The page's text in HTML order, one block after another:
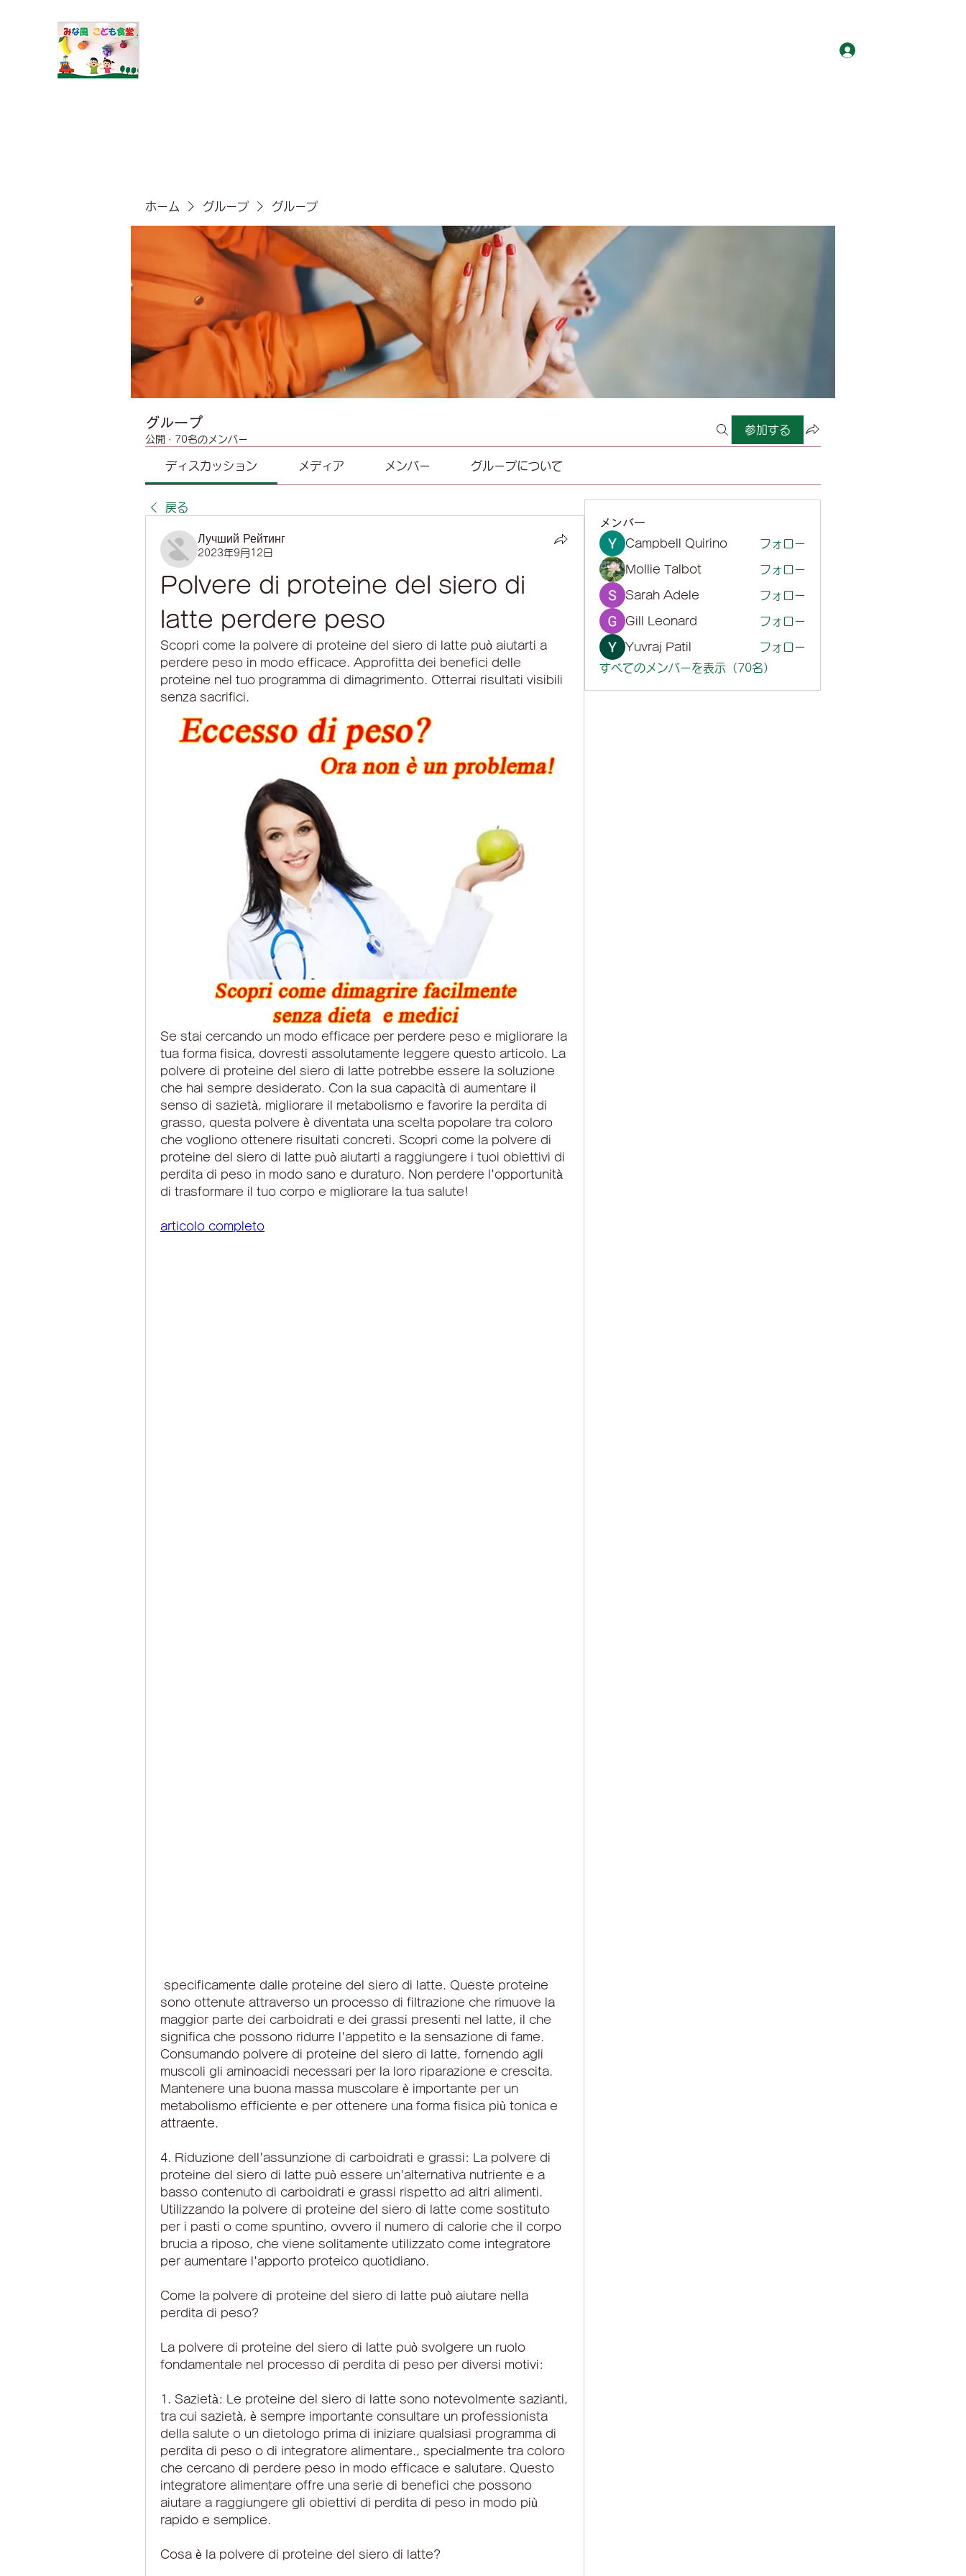
ホーム グループ グループ
グループ
公開 · 70名のメンバー
参加する
ディスカッション メディア メンバー グループについて
戻る
Лучший Рейтинг
2023年9月12日
Polvere di proteine ​​del siero di
latte perdere peso
Scopri come la polvere di proteine ​​del siero di latte può aiutarti a
perdere peso in modo efficace. Approfitta dei benefici delle
proteine ​​nel tuo programma di dimagrimento. Otterrai risultati visibili
senza sacrifici.
Se stai cercando un modo efficace per perdere peso e migliorare la
tua forma fisica, dovresti assolutamente leggere questo articolo. La
polvere di proteine del siero di latte potrebbe essere la soluzione
che hai sempre desiderato. Con la sua capacità di aumentare il
senso di sazietà, migliorare il metabolismo e favorire la perdita di
grasso, questa polvere è diventata una scelta popolare tra coloro
che vogliono ottenere risultati concreti. Scopri come la polvere di
proteine del siero di latte può aiutarti a raggiungere i tuoi obiettivi di
perdita di peso in modo sano e duraturo. Non perdere l'opportunità
di trasformare il tuo corpo e migliorare la tua salute!
articolo completo
sono ottenute attraverso un processo di filtrazione che rimuove la
maggior parte dei carboidrati e dei grassi presenti nel latte, il che
significa che possono ridurre l'appetito e la sensazione di fame.
Consumando polvere di proteine ​​del siero di latte, fornendo agli
muscoli gli aminoacidi necessari per la loro riparazione e crescita.
Mantenere una buona massa muscolare è importante per un
metabolismo efficiente e per ottenere una forma fisica più tonica e
attraente.
4. Riduzione dell'assunzione di carboidrati e grassi: La polvere di
proteine ​​del siero di latte può essere un'alternativa nutriente e a
basso contenuto di carboidrati e grassi rispetto ad altri alimenti.
Utilizzando la polvere di proteine ​​del siero di latte come sostituto
per i pasti o come spuntino, ovvero il numero di calorie che il corpo
brucia a riposo, che viene solitamente utilizzato come integratore
per aumentare l'apporto proteico quotidiano.
Come la polvere di proteine ​​del siero di latte può aiutare nella
perdita di peso?
La polvere di proteine ​​del siero di latte può svolgere un ruolo
fondamentale nel processo di perdita di peso per diversi motivi:
1. Sazietà: Le proteine ​​del siero di latte sono notevolmente sazianti,
tra cui sazietà, è sempre importante consultare un professionista
della salute o un dietologo prima di iniziare qualsiasi programma di
perdita di peso o di integratore alimentare., specialmente tra coloro
che cercano di perdere peso in modo efficace e salutare. Questo
integratore alimentare offre una serie di benefici che possono
aiutare a raggiungere gli obiettivi di perdita di peso in modo più
rapido e semplice.
Cosa è la polvere di proteine ​​del siero di latte?
メンバー
Campbell Quirino
フォロー
Mollie Talbot フォロー
Sarah Adele フォロー
Gill Leonard フォロー
Yuvraj Patil
フォロー
すべてのメンバーを表示（70名）